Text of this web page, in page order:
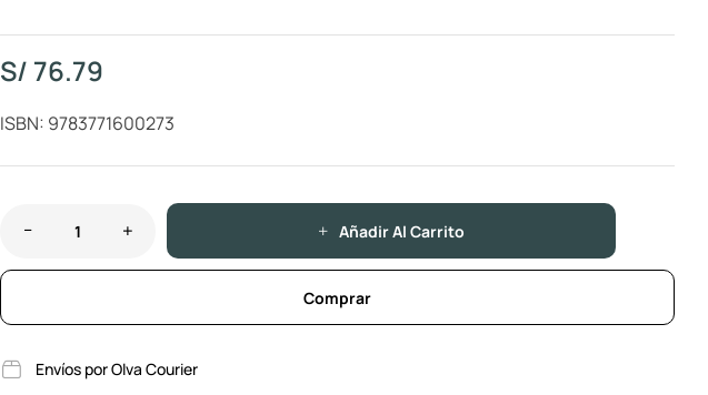
S/ 76.79
ISBN: 9783771600273
Añadir Al Carrito
Comprar
Envíos por Olva Courier